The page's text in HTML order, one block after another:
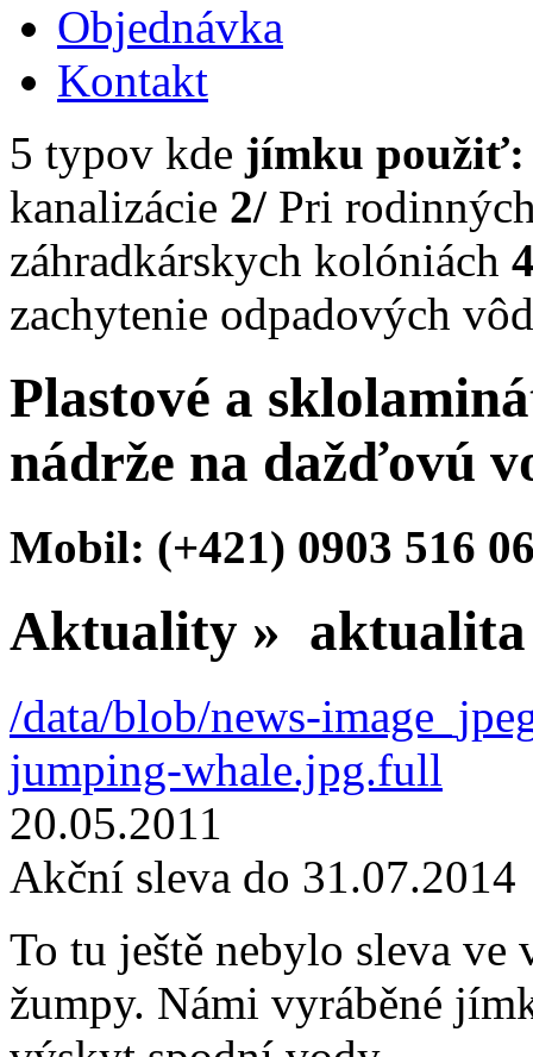
Objednávka
Kontakt
5 typov kde jímku použiť:
kanalizácie 2/ Pri
záhradkárskych kolóniách
zachytenie odpadových vôd
Plastové a
nádrže na dažďovú
Mobil: (+421) 0903 516
Aktuality » aktualita
/data/blob/news-
jumping-whale.jpg.full
20.05.2011
Akční sleva do 31.07.2014
To tu ještě nebylo sleva
žumpy. Námi vyráběné